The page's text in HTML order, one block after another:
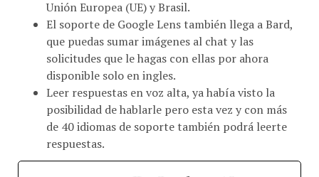
El soporte de Google Lens también llega a Bard,
que puedas sumar imágenes al chat y las
solicitudes que le hagas con ellas por ahora
disponible solo en ingles.
Leer respuestas en voz alta, ya había visto la
posibilidad de hablarle pero esta vez y con más
de 40 idiomas de soporte también podrá leerte
respuestas.
‎Try Bard, an AI